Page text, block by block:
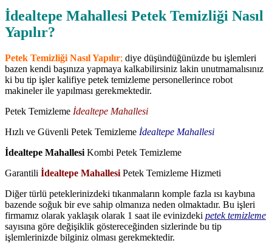
İdealtepe Mahallesi Petek Temizliği Nasıl
Yapılır?
Petek Temizliği Nasıl Yapılır; diye düşündüğünüzde bu işlemleri
bazen kendi başınıza yapmaya kalkabilirsiniz lakin unutmamalısınız
ki bu tip işler kalifiye petek temizleme personellerince robot
makineler ile yapılması gerekmektedir.
Petek Temizleme İdealtepe Mahallesi
Hızlı ve Güvenli Petek Temizleme İdealtepe Mahallesi
İdealtepe Mahallesi Kombi Petek Temizleme
Garantili İdealtepe Mahallesi Petek Temizleme Hizmeti
Diğer türlü peteklerinizdeki tıkanmaların komple fazla ısı kaybına
bazende soğuk bir eve sahip olmanıza neden olmaktadır. Bu işleri
firmamız olarak yaklaşık olarak 1 saat ile evinizdeki petek temizleme
sayısına göre değişiklik göstereceğinden sizlerinde bu tip
işlemlerinizde bilginiz olması gerekmektedir.